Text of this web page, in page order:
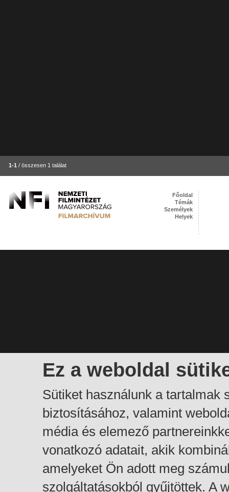
1-1 / összesen 1 találat
Ez a weboldal
Sütiket használunk a tartalmak
biztosításához, valamint
média és elemező
vonatkozó adatait, akik
amelyeket Ön adott meg
szolgáltatásokból gyűjtöttek. A
Főoldal
Témák
Személyek
Helyek